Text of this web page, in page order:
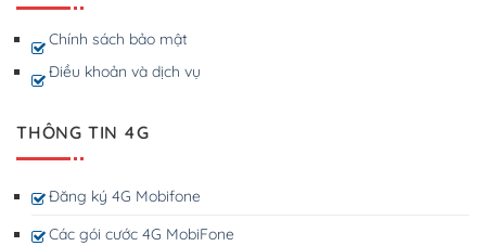
Chính sách bảo mật
Điều khoản và dịch vụ
THÔNG TIN 4G
Đăng ký 4G Mobifone
Các gói cước 4G MobiFone